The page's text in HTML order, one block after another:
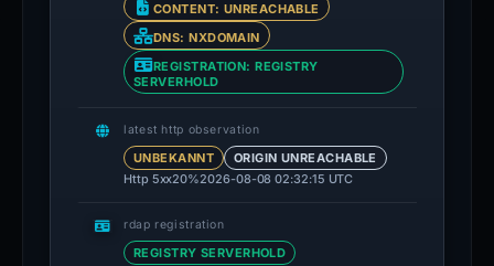
CONTENT: UNREACHABLE
DNS: NXDOMAIN
REGISTRATION: REGISTRY
SERVERHOLD
latest http observation
UNBEKANNT
ORIGIN UNREACHABLE
Http 5xx20%2026-08-08 02:32:15 UTC
rdap registration
REGISTRY SERVERHOLD